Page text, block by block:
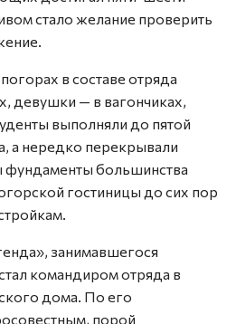
стало желание проверить
в составе отряда
девушки — в вагончиках,
выполняли до пятой
а нередко перекрывали
фундаменты большинства
гостиницы до сих пор
занимавшегося
командиром отряда в
дома. По его
порой